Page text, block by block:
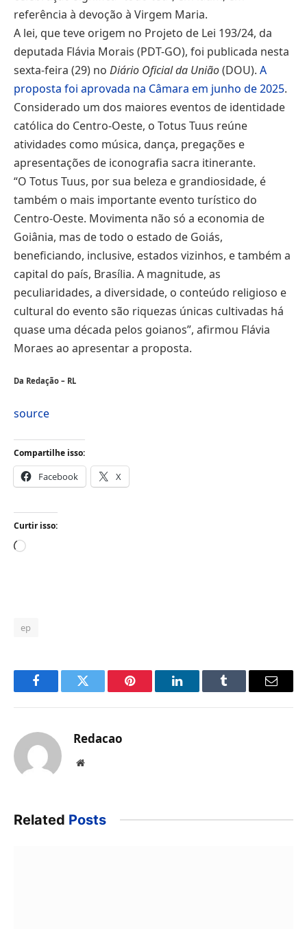
referência à devoção à Virgem Maria.
A lei, que teve origem no Projeto de Lei 193/24, da
deputada Flávia Morais (PDT-GO), foi publicada nesta
sexta-feira (29) no Diário Oficial da União(DOU). A
proposta foi aprovada na Câmara em junho de 2025.
Considerado um dos maiores eventos de identidade
católica do Centro-Oeste, o Totus Tuus reúne
atividades como música, dança, pregações e
apresentações de iconografia sacra itinerante.
“O Totus Tuus, por sua beleza e grandiosidade, é
também o mais importante evento turístico do
Centro-Oeste. Movimenta não só a economia de
Goiânia, mas de todo o estado de Goiás,
beneficiando, inclusive, estados vizinhos, e também a
capital do país, Brasília. A magnitude, as
peculiaridades, a diversidade, o conteúdo religioso e
cultural do evento são riquezas únicas cultivadas há
quase uma década pelos goianos”, afirmou Flávia
Moraes ao apresentar a proposta.
Da Redação – RL
source
Compartilhe isso:
Facebook X
Curtir isso:
Carregando...
ep
FacebookTwitter Pinterest LinkedInTumblr Email
Redacao
Website
Related Posts